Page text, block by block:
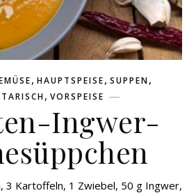
, HAUPTSPEISE, SUPPEN,
, VORSPEISE
Ingwer-
3 Kartoffeln, 1 Zwiebel, 50 g Ingwer,